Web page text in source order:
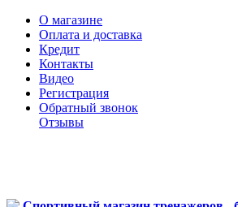
О магазине
Оплата и доставка
Кредит
Контакты
Видео
Регистрация
Обратный звонок
Отзывы